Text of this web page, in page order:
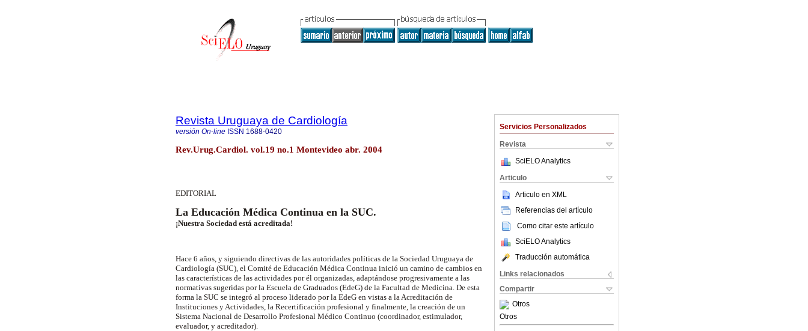
Servicios Personalizados
Revista
SciELO Analytics
Articulo
Articulo en XML
Referencias del artículo
Como citar este artículo
SciELO Analytics
Traducción automática
Links relacionados
Compartir
Otros
Otros
Revista Uruguaya de Cardiología
versión On-line ISSN 1688-0420
Rev.Urug.Cardiol. vol.19 no.1 Montevideo abr. 2004
EDITORIAL
La Educación Médica Continua en la SUC.
¡Nuestra Sociedad está acreditada!
Hace 6 años, y siguiendo directivas de las autoridades políticas de la Sociedad Uruguaya de
Cardiología (SUC), el Comité de Educación Médica Continua inició un camino de cambios en
las características de las actividades por él organizadas, adaptándose progresivamente a las
normativas sugeridas por la Escuela de Graduados (EdeG) de la Facultad de Medicina. De esta
forma la SUC se integró al proceso liderado por la EdeG en vistas a la Acreditación de
Instituciones y Actividades, la Recertificación profesional y finalmente, la creación de un
Sistema Nacional de Desarrollo Profesional Médico Continuo (coordinador, estimulador,
evaluador, y acreditador).